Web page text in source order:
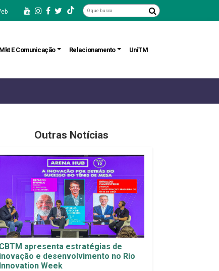
Mkt E Comunicação Relacionamento UniTM
Outras Notícias
CBTM apresenta estratégias de
inovação e desenvolvimento no Rio
Innovation Week